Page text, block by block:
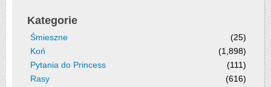
Kategorie
Śmieszne
(25)
Koń
(1,898)
Pytania do Princess
(111)
Rasy
(616)